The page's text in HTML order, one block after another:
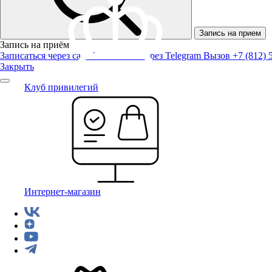
Запись на прием
Запись на приём
Записаться через сайт Записаться через Telegram Вызов +7 (812)
Закрыть
Клуб привилегий
Интернет-магазин